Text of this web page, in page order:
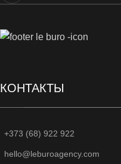
КОНТАКТЫ
+373 (68) 922 922
hello@leburoagency.com